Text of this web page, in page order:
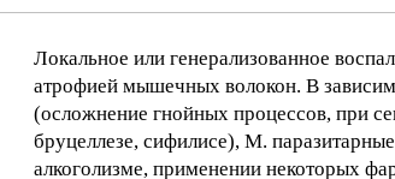
Локальное или генерализованное
атрофией мышечных волокон. В
(осложнение гнойных процессов, при
бруцеллезе, сифилисе), М.
алкоголизме, применении некоторых